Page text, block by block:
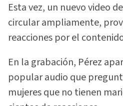
Esta vez, un nuevo video
circular ampliamente,
reacciones por el
En la grabación, Pérez
popular audio que
mujeres que no tienen